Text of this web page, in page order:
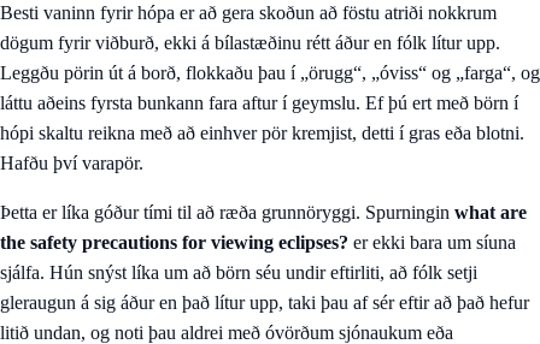
Besti vaninn fyrir hópa er að gera skoðun að föstu atriði nokkrum
dögum fyrir viðburð, ekki á bílastæðinu rétt áður en fólk lítur upp.
Leggðu pörin út á borð, flokkaðu þau í „örugg“, „óviss“ og „farga“, og
láttu aðeins fyrsta bunkann fara aftur í geymslu. Ef þú ert með börn í
hópi skaltu reikna með að einhver pör kremjist, detti í gras eða blotni.
Hafðu því varapör.
Þetta er líka góður tími til að ræða grunnöryggi. Spurningin what are
the safety precautions for viewing eclipses? er ekki bara um síuna
sjálfa. Hún snýst líka um að börn séu undir eftirliti, að fólk setji
gleraugun á sig áður en það lítur upp, taki þau af sér eftir að það hefur
litið undan, og noti þau aldrei með óvörðum sjónaukum eða